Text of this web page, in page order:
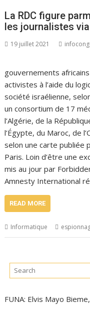
La RDC figure
les journalistes
19 juillet 2021
gouvernements
activistes à l’aide du
société israélienne,
un consortium de 17
l’Algérie, de la
l’Égypte, du Maroc, de
selon une carte publiée
Paris. Loin d’être une
mis au jour par
Amnesty International
READ MORE
Informatique
FUNA: Elvis Mayo